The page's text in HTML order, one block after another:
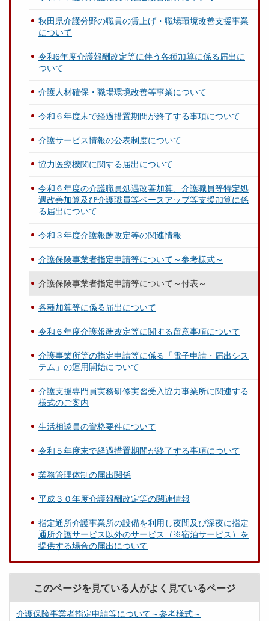
秋田県介護分野の職員の賃上げ・職場環境改善支援事業
について
令和6年度介護報酬改定等に伴う各種加算に係る届出に
ついて
介護人材確保・職場環境改善等事業について
令和６年度末で経過措置期間が終了する事項について
介護サービス情報の公表制度について
協力医療機関に関する届出について
令和６年度の介護職員処遇改善加算、介護職員等特定処
遇改善加算及び介護職員等ベースアップ等支援加算に係
る届出について
令和３年度介護報酬改定等の関連情報
介護保険事業者指定申請等について～参考様式～
介護保険事業者指定申請等について～付表～
各種加算等に係る届出について
令和６年度介護報酬改定等に関する留意事項について
介護事業所等の指定申請等に係る「電子申請・届出シス
テム」の運用開始について
介護支援専門員実務研修実習受入協力事業所に関連する
様式のご案内
生活相談員の資格要件について
令和５年度末で経過措置期間が終了する事項について
業務管理体制の届出関係
平成３０年度介護報酬改定等の関連情報
指定通所介護事業所の設備を利用し夜間及び深夜に指定
通所介護サービス以外のサービス（※宿泊サービス）を
提供する場合の届出について
このページを見ている人がよく見ているページ
介護保険事業者指定申請等について～参考様式～